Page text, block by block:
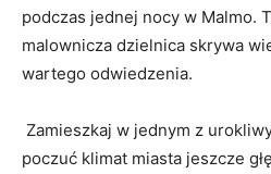
podczas jednej nocy w Malmo.
malownicza dzielnica skrywa
wartego odwiedzenia.
Zamieszkaj w jednym z⁣
poczuć​ klimat miasta jeszcze⁢